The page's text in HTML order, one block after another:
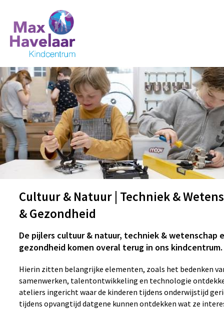
Cultuur & Natuur | Techniek &
& Gezondheid
De pijlers cultuur & natuur, techniek & wetenschap
gezondheid komen overal terug in ons kindcentrum.
Hierin zitten belangrijke elementen, zoals het bedenken
samenwerken, talentontwikkeling en technologie
ateliers ingericht waar de kinderen tijdens onderwijstijd
tijdens opvangtijd datgene kunnen ontdekken wat ze